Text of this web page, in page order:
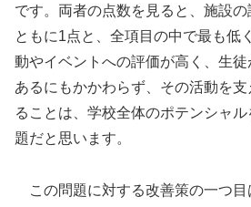
です。両者の点数を見ると、施設
ともに1点と、全項目の中で最も低
動やイベントへの評価が高く、生
あるにもかかわらず、その活動を
ることは、学校全体のポテンシャ
題だと思います。
この問題に対する改善策の一つ目